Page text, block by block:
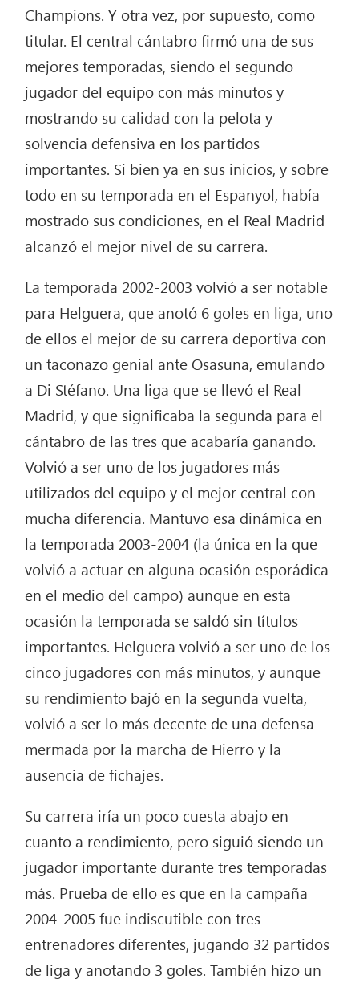
Champions. Y otra vez, por supuesto, como
titular. El central cántabro firmó una de sus
mejores temporadas, siendo el segundo
jugador del equipo con más minutos y
mostrando su calidad con la pelota y
solvencia defensiva en los partidos
importantes. Si bien ya en sus inicios, y sobre
todo en su temporada en el Espanyol, había
mostrado sus condiciones, en el Real Madrid
alcanzó el mejor nivel de su carrera.
La temporada 2002-2003 volvió a ser notable
para Helguera, que anotó 6 goles en liga, uno
de ellos el mejor de su carrera deportiva con
un taconazo genial ante Osasuna, emulando
a Di Stéfano. Una liga que se llevó el Real
Madrid, y que significaba la segunda para el
cántabro de las tres que acabaría ganando.
Volvió a ser uno de los jugadores más
utilizados del equipo y el mejor central con
mucha diferencia. Mantuvo esa dinámica en
la temporada 2003-2004 (la única en la que
volvió a actuar en alguna ocasión esporádica
en el medio del campo) aunque en esta
ocasión la temporada se saldó sin títulos
importantes. Helguera volvió a ser uno de los
cinco jugadores con más minutos, y aunque
su rendimiento bajó en la segunda vuelta,
volvió a ser lo más decente de una defensa
mermada por la marcha de Hierro y la
ausencia de fichajes.
Su carrera iría un poco cuesta abajo en
cuanto a rendimiento, pero siguió siendo un
jugador importante durante tres temporadas
más. Prueba de ello es que en la campaña
2004-2005 fue indiscutible con tres
entrenadores diferentes, jugando 32 partidos
de liga y anotando 3 goles. También hizo un